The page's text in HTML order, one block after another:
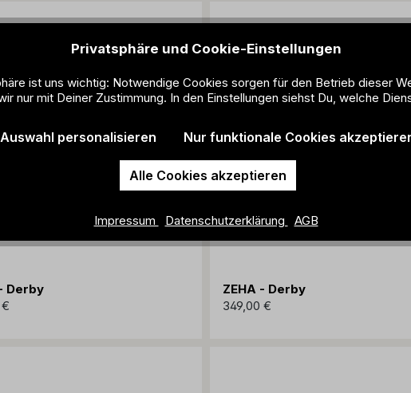
Derby
ZEHA - Derby
349,00 €
Privatsphäre und Cookie-Einstellungen
ist uns wichtig: Notwendige Cookies sorgen für den Betrieb dieser
nur mit Deiner Zustimmung. In den Einstellungen siehst Du, welche
Auswahl personalisieren Nur funktionale Cookies
Alle Cookies akzeptieren
Impressum Datenschutzerklärung AGB